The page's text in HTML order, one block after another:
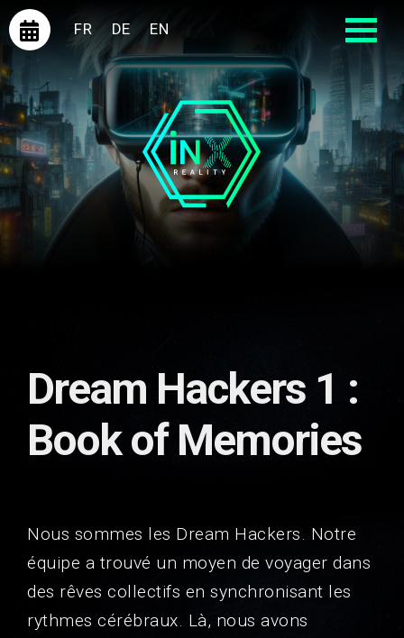
FR DE EN
Dream Hackers 1 :
Book of Memories
Nous sommes les Dream Hackers. Notre
équipe a trouvé un moyen de voyager dans
des rêves collectifs en synchronisant les
rythmes cérébraux. Là, nous avons